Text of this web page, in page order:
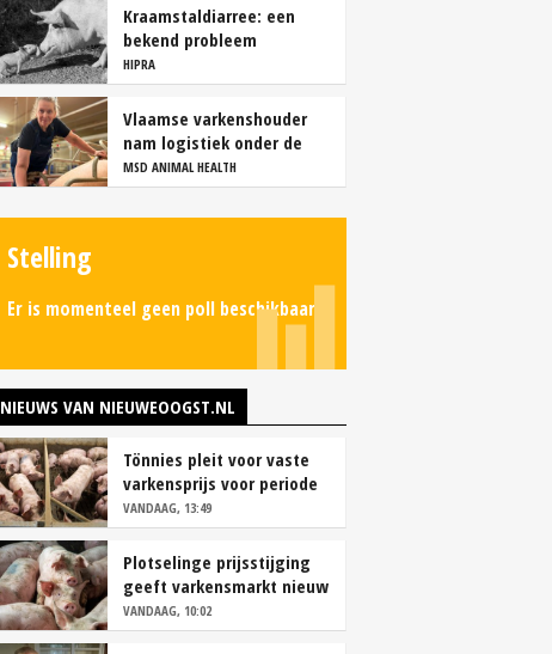
Kraamstaldiarree: een
bekend probleem
HIPRA
Vlaamse varkenshouder
nam logistiek onder de
loep en spaart personeel
MSD ANIMAL HEALTH
Stelling
Er is momenteel geen poll beschikbaar.
NIEUWS VAN NIEUWEOOGST.NL
Tönnies pleit voor vaste
varkensprijs voor periode
van zes maanden
VANDAAG, 13:49
Plotselinge prijsstijging
geeft varkensmarkt nieuw
perspectief
VANDAAG, 10:02